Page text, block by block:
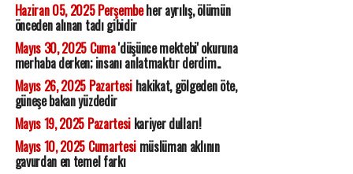
Haziran 05, 2025 Perşembeher ayrılış, ölümün
önceden alınan tadı gibidir
Mayıs 30, 2025 Cuma'düşünce mektebi' okuruna
merhaba derken; insanı anlatmaktır derdim..
Mayıs 26, 2025 Pazartesihakikat, gölgeden öte,
güneşe bakan yüzdedir
Mayıs 19, 2025 Pazartesikariyer dulları!
Mayıs 10, 2025 Cumartesimüslüman aklının
gavurdan en temel farkı